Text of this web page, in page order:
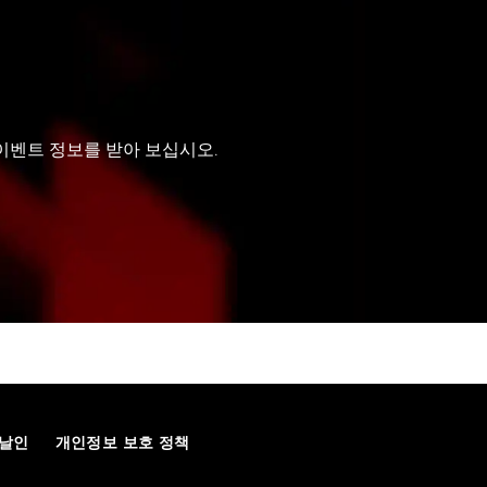
벤트 정보를 받아 보십시오.
날인 개인정보 보호 정책